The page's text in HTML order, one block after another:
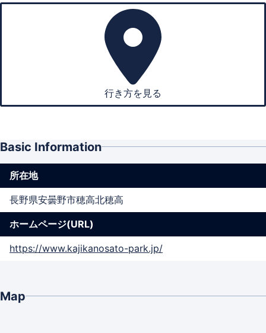
行き方を見る
Basic Information
所在地
長野県安曇野市穂高北穂高
ホームページ(URL)
https://www.kajikanosato-park.jp/
Map